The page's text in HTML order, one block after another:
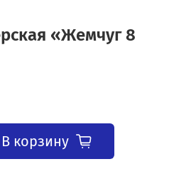
«Жемчуг 8
В корзину